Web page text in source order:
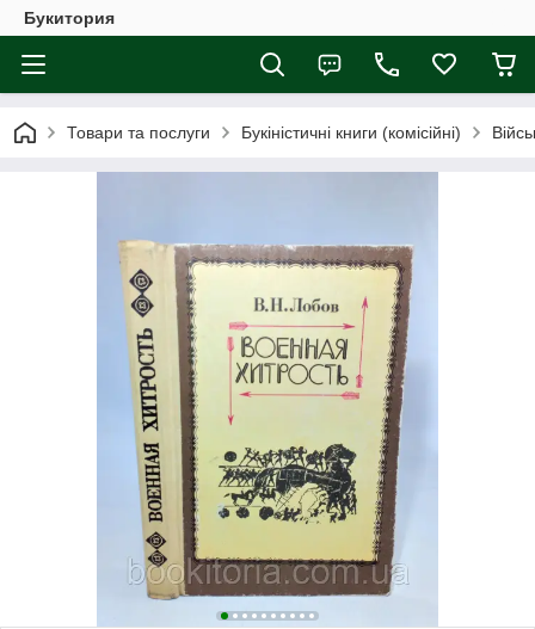
Букитория
Товари та послуги Букіністичні книги (комісійні)